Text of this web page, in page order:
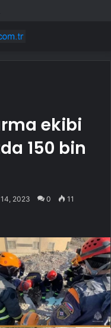
ekibi
150 bin
2023 0 11